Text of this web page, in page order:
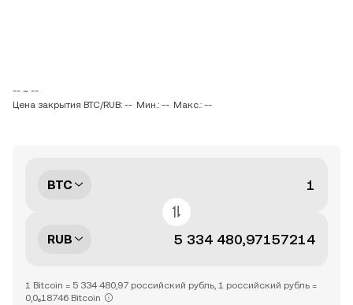
-- ~ --
Цена закрытия BTC/RUB: -- Мин.: -- Макс.: --
BTC
RUB
1 Bitcoin = 5 334 480,97 российский рубль, 1 российский рубль =
0,0₆18746 Bitcoin